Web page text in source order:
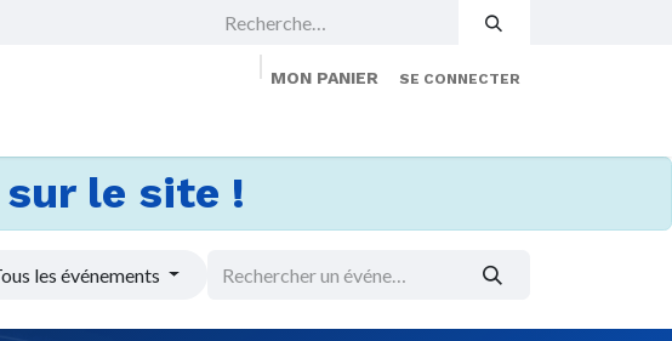
MON PANIER SE CONNECTER
le site !
les événements